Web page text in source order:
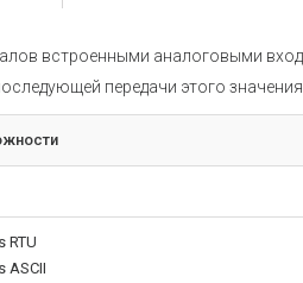
встроенными аналоговыми
передачи этого значения
RTU
ASCII